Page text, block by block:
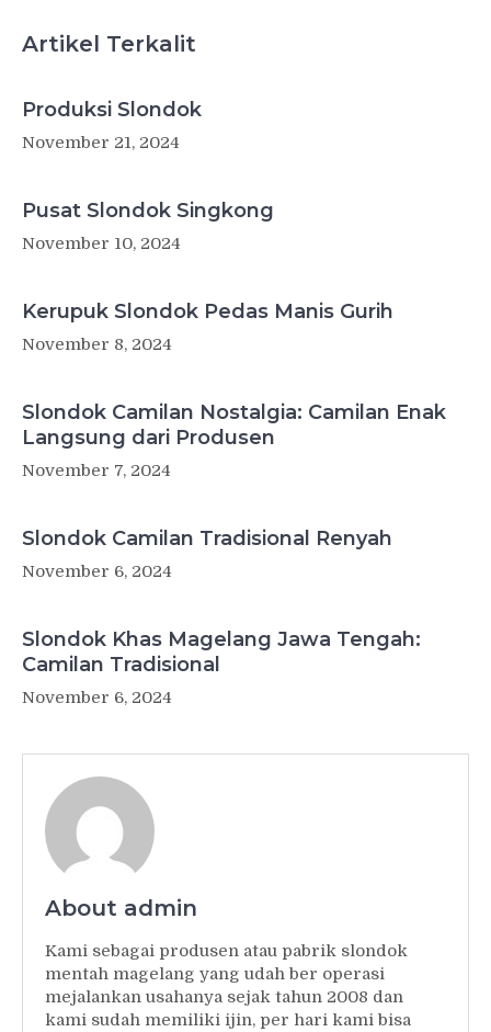
Artikel Terkalit
Produksi Slondok
November 21, 2024
Pusat Slondok Singkong
November 10, 2024
Kerupuk Slondok Pedas Manis Gurih
November 8, 2024
Slondok Camilan Nostalgia: Camilan Enak
Langsung dari Produsen
November 7, 2024
Slondok Camilan Tradisional Renyah
November 6, 2024
Slondok Khas Magelang Jawa Tengah:
Camilan Tradisional
November 6, 2024
About admin
Kami sebagai produsen atau pabrik slondok
mentah magelang yang udah ber operasi
mejalankan usahanya sejak tahun 2008 dan
kami sudah memiliki ijin, per hari kami bisa